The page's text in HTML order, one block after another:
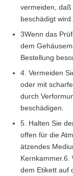
vermeiden,
beschädigt wird.
3Wenn das
dem
Bestellung
4. Vermeiden
oder mit
durch
beschädigen.
5. Halten Sie
offen für die
ätzendes
Kernkammer.6.
dem Etikett auf